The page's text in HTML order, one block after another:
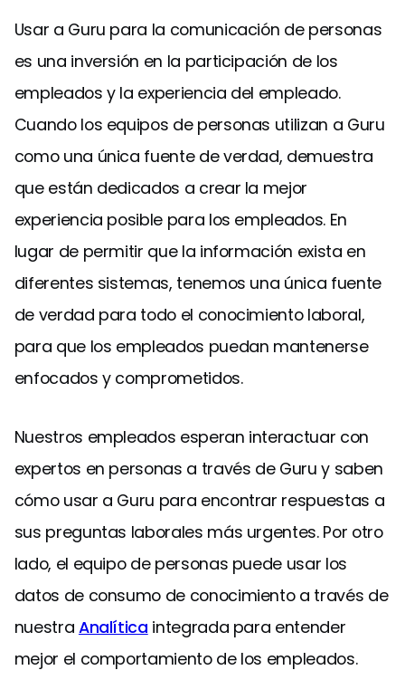
Usar a Guru para la comunicación de personas
es una inversión en la participación de los
empleados y la experiencia del empleado.
Cuando los equipos de personas utilizan a Guru
como una única fuente de verdad, demuestra
que están dedicados a crear la mejor
experiencia posible para los empleados. En
lugar de permitir que la información exista en
diferentes sistemas, tenemos una única fuente
de verdad para todo el conocimiento laboral,
para que los empleados puedan mantenerse
enfocados y comprometidos.
Nuestros empleados esperan interactuar con
expertos en personas a través de Guru y saben
cómo usar a Guru para encontrar respuestas a
sus preguntas laborales más urgentes. Por otro
lado, el equipo de personas puede usar los
datos de consumo de conocimiento a través de
nuestra Analítica integrada para entender
mejor el comportamiento de los empleados.